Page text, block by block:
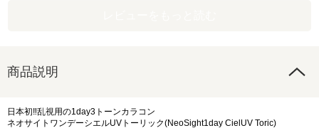
商品説明
日本初‼乱視用の1day3トーンカラコン
ネオサイトワンデーシエルUVトーリック(NeoSight1day CielUV Toric)